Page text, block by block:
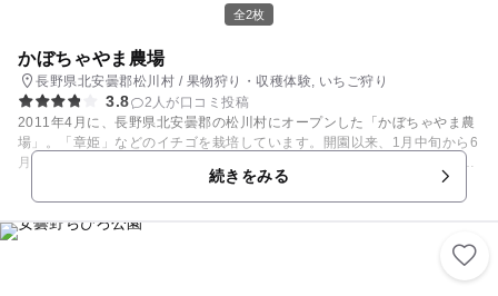
全2枚
かぼちゃやま農場
長野県北安曇郡松川村 / 果物狩り・収穫体験, いちご狩り
3.8
2人が口コミ投稿
2011年4月に、長野県北安曇郡の松川村にオープンした「かぼちゃやま農
場」。「章姫」などのイチゴを栽培しています。開園以来、1月中旬から6
月下旬のシーズンには、甘い香りを放つイチゴの実をいっぱい実らせてい
鮮な味わいを楽しむことができます。また、敷地内では8月下旬から11月
下旬にかけて、リンゴ狩りができます。 【りんご狩り情報】 例年 8月下
続きをみる